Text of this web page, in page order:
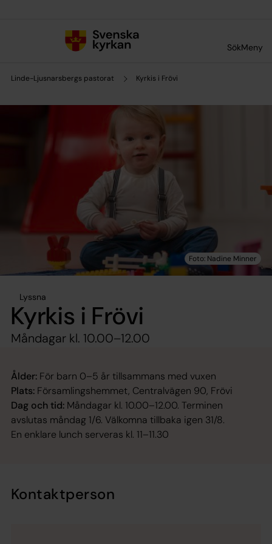
SökMeny
Linde-Ljusnarsbergs pastorat Kyrkis i Frövi
Lyssna
Kyrkis i Frövi
Måndagar kl. 10.00–12.00
Ålder: För barn 0–5 år tillsammans med vuxen
Plats: Församlingshemmet, Centralvägen 90, Frövi
Dag och tid: Måndagar kl. 10.00–12.00. Terminen
avslutas måndag 1/6. Välkomna tillbaka igen 31/8.
En enklare lunch serveras kl. 11–11.30
Kontaktperson